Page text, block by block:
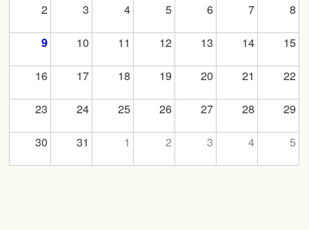
2
3 4 5 6 7 8
9 10 11 12 13 14
15
16
17 18 19 20 21
22
23
24 25 26 27 28
29
30
31 1 2 3 4 5